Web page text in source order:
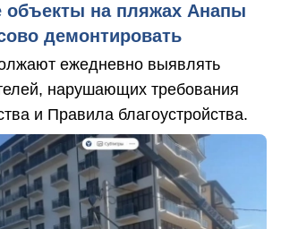
объекты на пляжах Анапы
демонтировать
ежедневно выявлять
нарушающих требования
и Правила благоустройства.